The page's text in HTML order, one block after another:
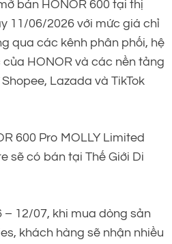
bán HONOR 600 tại thị
11/06/2026 với mức giá chỉ
qua các kênh phân phối, hệ
HONOR và các nền tảng
Lazada và TikTok
600 Pro MOLLY Limited
sẽ có bán tại Thế Giới Di
12/07, khi mua dòng sản
khách hàng sẽ nhận nhiều